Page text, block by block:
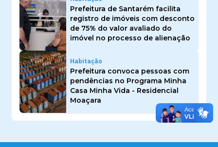
Prefeitura de Santarém facilita
registro de imóveis com desconto
de 75% do valor avaliado do
imóvel no processo de alienação
Habitação
Prefeitura convoca pessoas com
pendências no Programa Minha
Casa Minha Vida - Residencial
Moaçara